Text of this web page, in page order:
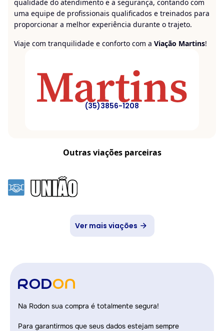
qualidade do atendimento e a segurança, contando com
uma equipe de profissionais qualificados e treinados para
proporcionar a melhor experiência durante o trajeto.
Viaje com tranquilidade e conforto com a Viação Martins!
(35)3856-1208
Outras viações parceiras
Ver mais viações
Na Rodon sua compra é totalmente segura!
Para garantirmos que seus dados estejam sempre